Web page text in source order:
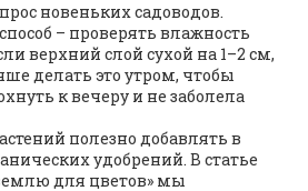
новеньких садоводов.
– проверять влажность
верхний слой сухой на 1–2 см,
делать это утром, чтобы
к вечеру и не заболела
полезно добавлять в
удобрений. В статье
для цветов» мы